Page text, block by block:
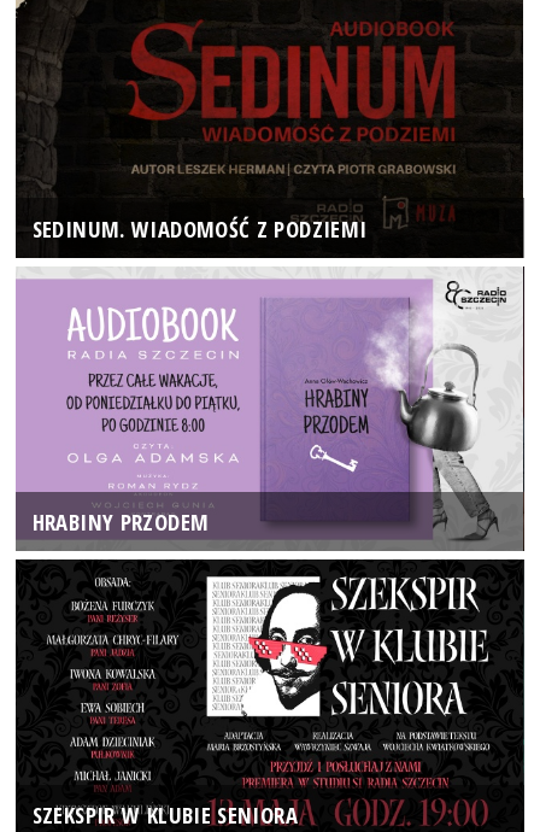
SEDINUM. WIADOMOŚĆ Z PODZIEMI
HRABINY PRZODEM
SZEKSPIR W KLUBIE SENIORA